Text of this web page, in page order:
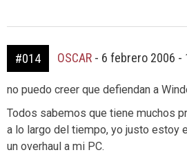
#014 OSCAR - 6 febrero 2006 -
no puedo creer que defiendan a
Todos sabemos que tiene muchos
a lo largo del tiempo, yo justo estoy
un overhaul a mi PC.